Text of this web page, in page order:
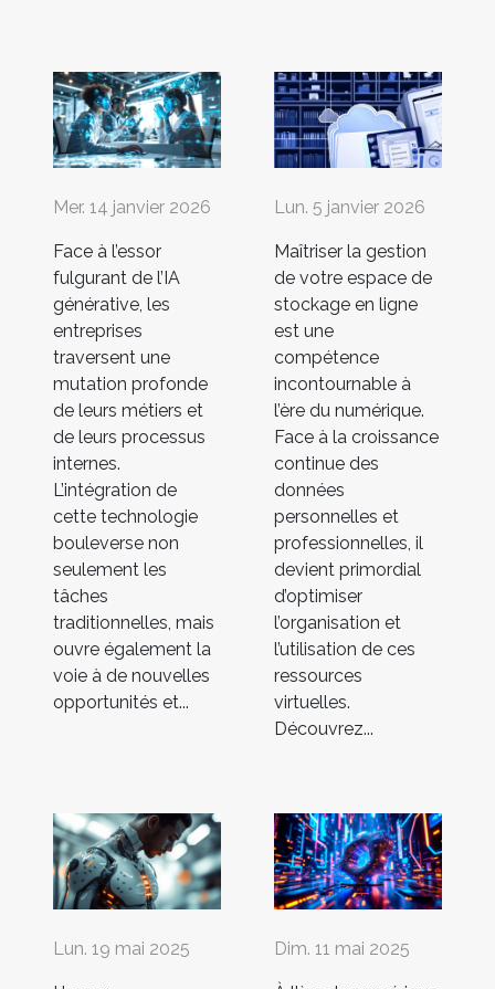
Mer. 14 janvier 2026
Face à l’essor
fulgurant de l’IA
générative, les
entreprises
traversent une
mutation profonde
de leurs métiers et
de leurs processus
internes.
L’intégration de
cette technologie
bouleverse non
seulement les
tâches
traditionnelles, mais
ouvre également la
voie à de nouvelles
opportunités et...
Lun. 5 janvier 2026
Maîtriser la gestion
de votre espace de
stockage en ligne
est une
compétence
incontournable à
l’ère du numérique.
Face à la croissance
continue des
données
personnelles et
professionnelles, il
devient primordial
d’optimiser
l’organisation et
l’utilisation de ces
ressources
virtuelles.
Découvrez...
Lun. 19 mai 2025 Dim. 11 mai 2025